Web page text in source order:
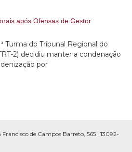
após Ofensas de Gestor
Turma do Tribunal Regional do
2) decidiu manter a condenação
por
de Campos Barreto, 565 | 13092-